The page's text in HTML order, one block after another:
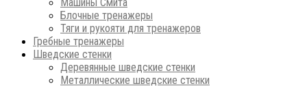
Блочные тренажеры
Тяги и рукояти для тренажеров
Гребные тренажеры
Шведские стенки
Деревянные шведские стенки
Металлические шведские стенки